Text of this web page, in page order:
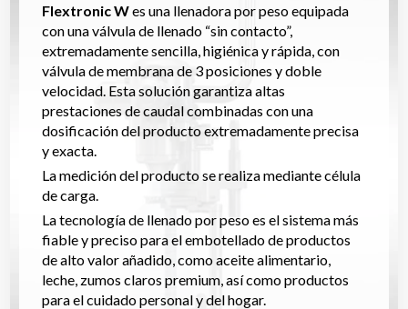
Flextronic Wes una llenadora por peso equipada
con una válvula de llenado “sin contacto”,
extremadamente sencilla, higiénica y rápida, con
válvula de membrana de 3 posiciones y doble
velocidad. Esta solución garantiza altas
prestaciones de caudal combinadas con una
dosificación del producto extremadamente precisa
y exacta.
La medición del producto se realiza mediante célula
de carga.
La tecnología de llenado por peso es el sistema más
fiable y preciso para el embotellado de productos
de alto valor añadido, como aceite alimentario,
leche, zumos claros premium, así como productos
para el cuidado personal y del hogar.